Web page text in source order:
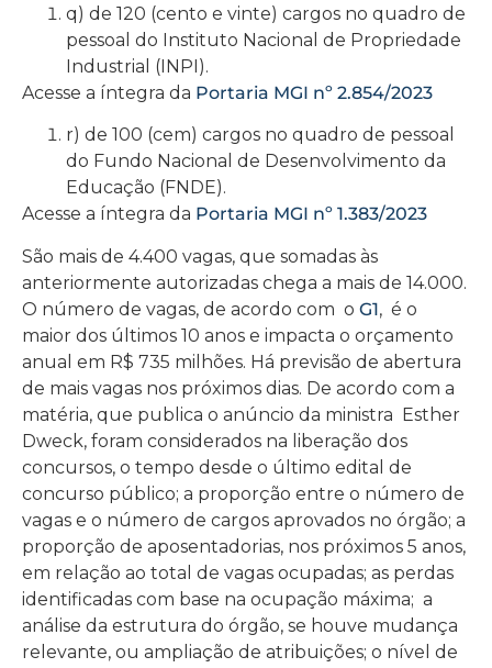
q) de 120 (cento e vinte) cargos no quadro de
pessoal do Instituto Nacional de Propriedade
Industrial (INPI).
Acesse a íntegra da Portaria MGI nº 2.854/2023
r) de 100 (cem) cargos no quadro de pessoal
do Fundo Nacional de Desenvolvimento da
Educação (FNDE).
Acesse a íntegra da Portaria MGI nº 1.383/2023
São mais de 4.400 vagas, que somadas às
anteriormente autorizadas chega a mais de 14.000.
O número de vagas, de acordo com o G1, é o
maior dos últimos 10 anos e impacta o orçamento
anual em R$ 735 milhões. Há previsão de abertura
de mais vagas nos próximos dias. De acordo com a
matéria, que publica o anúncio da ministra Esther
Dweck, foram considerados na liberação dos
concursos, o tempo desde o último edital de
concurso público; a proporção entre o número de
vagas e o número de cargos aprovados no órgão; a
proporção de aposentadorias, nos próximos 5 anos,
em relação ao total de vagas ocupadas; as perdas
identificadas com base na ocupação máxima; a
análise da estrutura do órgão, se houve mudança
relevante, ou ampliação de atribuições; o nível de